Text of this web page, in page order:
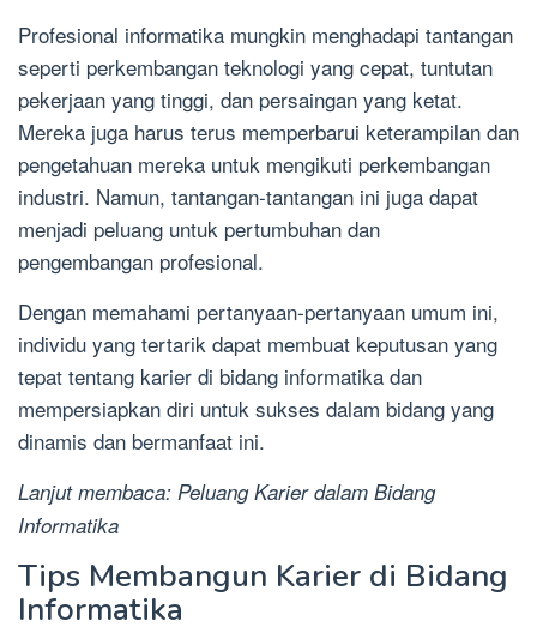
Profesional informatika mungkin menghadapi tantangan
seperti perkembangan teknologi yang cepat, tuntutan
pekerjaan yang tinggi, dan persaingan yang ketat.
Mereka juga harus terus memperbarui keterampilan dan
pengetahuan mereka untuk mengikuti perkembangan
industri. Namun, tantangan-tantangan ini juga dapat
menjadi peluang untuk pertumbuhan dan
pengembangan profesional.
Dengan memahami pertanyaan-pertanyaan umum ini,
individu yang tertarik dapat membuat keputusan yang
tepat tentang karier di bidang informatika dan
mempersiapkan diri untuk sukses dalam bidang yang
dinamis dan bermanfaat ini.
Lanjut membaca: Peluang Karier dalam Bidang
Informatika
Tips Membangun Karier di Bidang
Informatika